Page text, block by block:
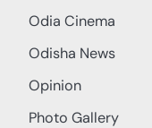
Odia Cinema
Odisha News
Opinion
Photo Gallery